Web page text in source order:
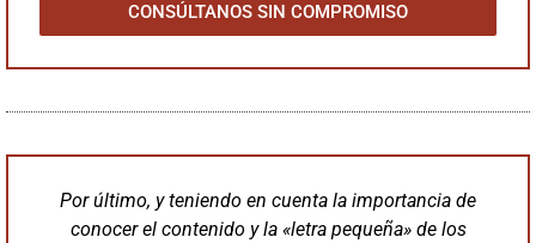
CONSÚLTANOS SIN COMPROMISO
Por último, y teniendo en cuenta la importancia de
conocer el contenido y la «letra pequeña» de los